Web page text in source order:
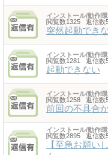
インストール/動作
閲覧数1325 返信
突然起動でき
インストール/動作
閲覧数1281 返信
起動できない
インストール/動作
閲覧数1258 返信
前回の不具合
インストール/動作
閲覧数2895 返信
【至急お願い